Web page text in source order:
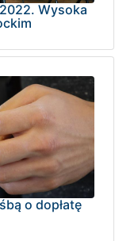
Wysoka
o dopłatę